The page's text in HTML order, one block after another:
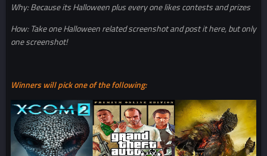
Why: Because its Halloween plus every one likes contests and prizes
How: Take one Halloween related screenshot and post it here, but only
one screenshot!
Winners will pick one of the following: